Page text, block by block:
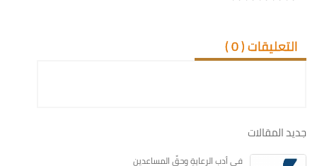
التعليقات (0
)
جديد المقالات
في أدبِ الرعايةِ وحقِّ المساعدين